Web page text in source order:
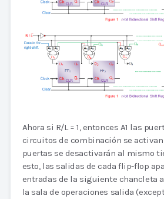
Ahora si R/L = 1, entonces A1 las
circuitos de combinación se
puertas se desactivarán al mismo
esto, las salidas de cada flip-flop
entradas de la siguiente chancleta
la sala de operaciones salida